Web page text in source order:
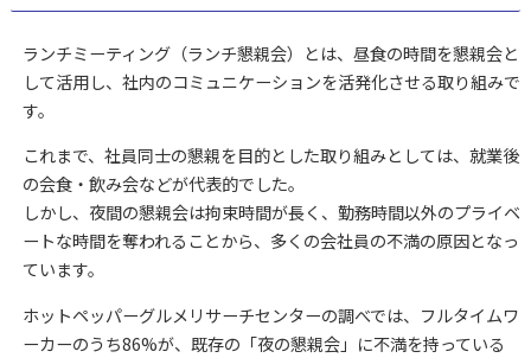
ランチミーティング（ランチ懇親会）とは、昼食の時間を懇親会と
して活用し、社内のコミュニケーションを活発化させる取り組みで
す。
これまで、社員同士の懇親を目的とした取り組みとしては、就業後
の会食・飲み会などが代表的でした。
しかし、夜間の懇親会は拘束時間が長く、勤務時間以外のプライベ
ートな時間を奪われることから、多くの会社員の不満の原因となっ
ています。
ホットペッパーグルメリサーチセンターの調べでは、フルタイムワ
ーカーのうち86%が、既存の「夜の懇親会」に不満を持っている